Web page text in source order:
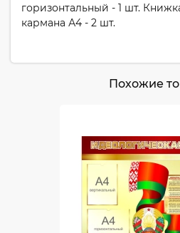
горизонтальный - 1 шт.
кармана А4 - 2 шт.
Похожие